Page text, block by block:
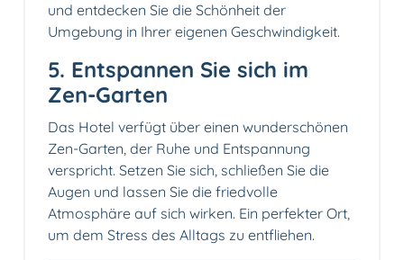
und entdecken Sie die Schönheit der
Umgebung in Ihrer eigenen Geschwindigkeit.
5. Entspannen Sie sich im
Zen-Garten
Das Hotel verfügt über einen wunderschönen
Zen-Garten, der Ruhe und Entspannung
verspricht. Setzen Sie sich, schließen Sie die
Augen und lassen Sie die friedvolle
Atmosphäre auf sich wirken. Ein perfekter Ort,
um dem Stress des Alltags zu entfliehen.